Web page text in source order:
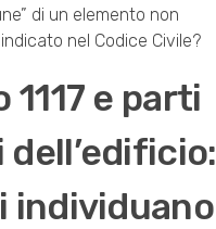
di un elemento non
nel Codice Civile?
e parti
individuano